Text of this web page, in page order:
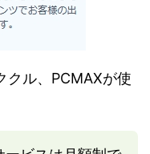
クル、PCMAXが使